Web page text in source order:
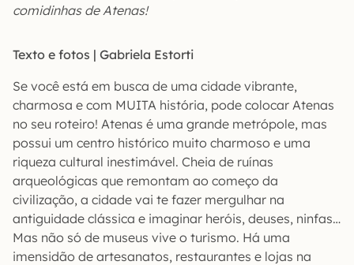
comidinhas de Atenas!
Texto e fotos | Gabriela Estorti
Se você está em busca de uma cidade vibrante,
charmosa e com MUITA história, pode colocar Atenas
no seu roteiro! Atenas é uma grande metrópole, mas
possui um centro histórico muito charmoso e uma
riqueza cultural inestimável. Cheia de ruínas
arqueológicas que remontam ao começo da
civilização, a cidade vai te fazer mergulhar na
antiguidade clássica e imaginar heróis, deuses, ninfas…
Mas não só de museus vive o turismo. Há uma
imensidão de artesanatos, restaurantes e lojas na